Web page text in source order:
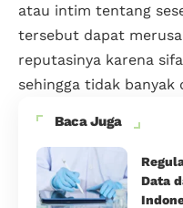
atau intim tentang
tersebut dapat
reputasinya karena
sehingga tidak
Baca Juga
Data